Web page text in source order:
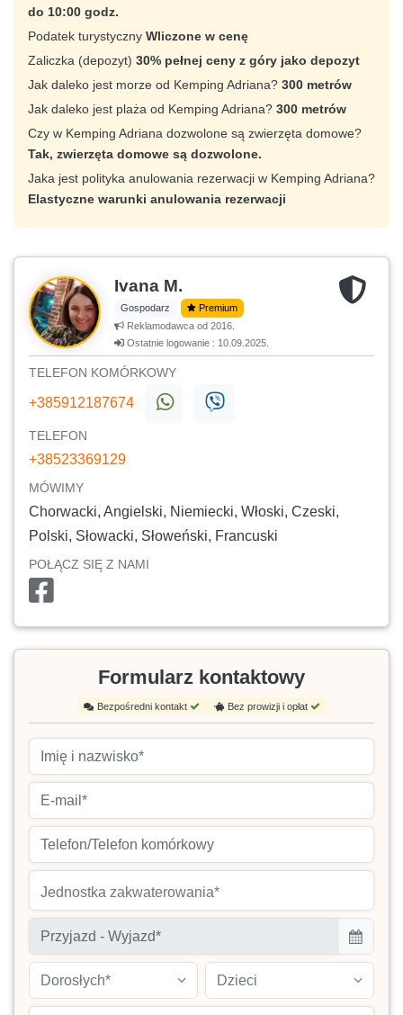
do 10:00 godz.
Podatek turystyczny Wliczone w cenę
Zaliczka (depozyt) 30% pełnej ceny z góry jako depozyt
Jak daleko jest morze od Kemping Adriana? 300 metrów
Jak daleko jest plaża od Kemping Adriana? 300 metrów
Czy w Kemping Adriana dozwolone są zwierzęta domowe?
Tak, zwierzęta domowe są dozwolone.
Jaka jest polityka anulowania rezerwacji w Kemping Adriana?
Elastyczne warunki anulowania rezerwacji
Ivana M.
Gospodarz
Premium
Reklamodawca od 2016.
Ostatnie logowanie : 10.09.2025.
TELEFON KOMÓRKOWY
+385912187674
TELEFON
+38523369129
MÓWIMY
Chorwacki, Angielski, Niemiecki, Włoski, Czeski,
Polski, Słowacki, Słoweński, Francuski
POŁĄCZ SIĘ Z NAMI
Formularz kontaktowy
Bezpośredni kontakt Bez prowizji i opłat
Jednostka zakwaterowania*
Dorosłych* Dzieci